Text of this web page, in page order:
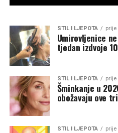
STIL I LJEPOTA prije
Umirovljenice
tjedan izdvoje
STIL I LJEPOTA prije
Šminkanje u
obožavaju ove
STIL I LJEPOTA prije